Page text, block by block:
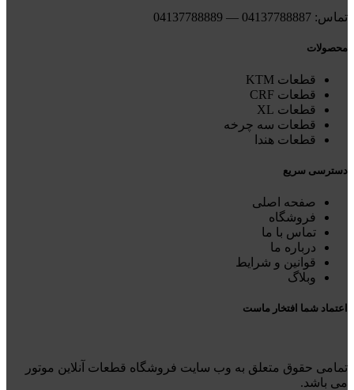
تماس: 04137788887 — 04137788889
محصولات
قطعات KTM
قطعات CRF
قطعات XL
قطعات سه چرخه
قطعات هندا
دسترسی سریع
صفحه اصلی
فروشگاه
تماس با ما
درباره ما
قوانین و شرایط
وبلاگ
اعتماد شما افتخار ماست
تمامی حقوق متعلق به وب سایت فروشگاه قطعات آنلاین موتور
می باشد.